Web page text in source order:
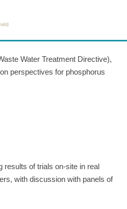
Water Treatment Directive),
perspectives for phosphorus
results of trials on-site in real
with discussion with panels of